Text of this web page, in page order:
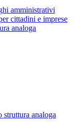
amministrativi
cittadini e imprese
analoga
analoga